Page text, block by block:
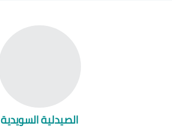
الصيدلية السويدية